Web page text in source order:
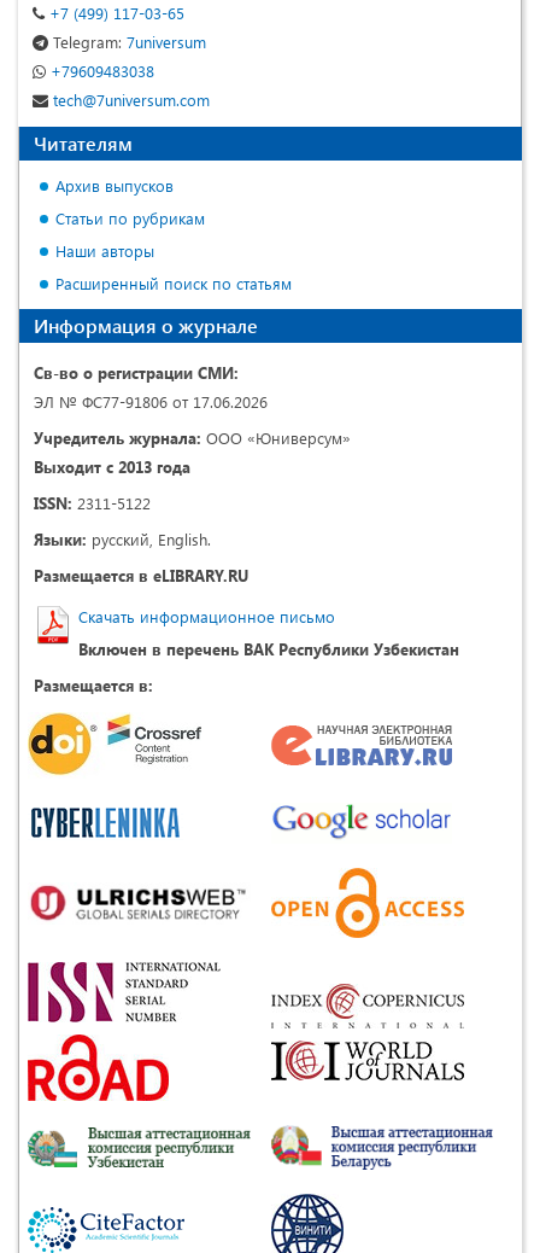
+7 (499) 117-03-65
Telegram: 7universum
+79609483038
tech@7universum.com
Читателям
Архив выпусков
Статьи по рубрикам
Наши авторы
Расширенный поиск по статьям
Информация о журнале
Св-во о регистрации СМИ:
ЭЛ № ФС77-91806 от 17.06.2026
Учредитель журнала: ООО «Юниверсум»
Выходит с 2013 года
ISSN: 2311-5122
Языки: русский, English.
Размещается в eLIBRARY.RU
Скачать информационное письмо
Включен в перечень ВАК Республики Узбекистан
Размещается в: